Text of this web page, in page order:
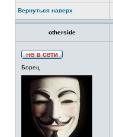
Вернуться наверх
otherside
Борец